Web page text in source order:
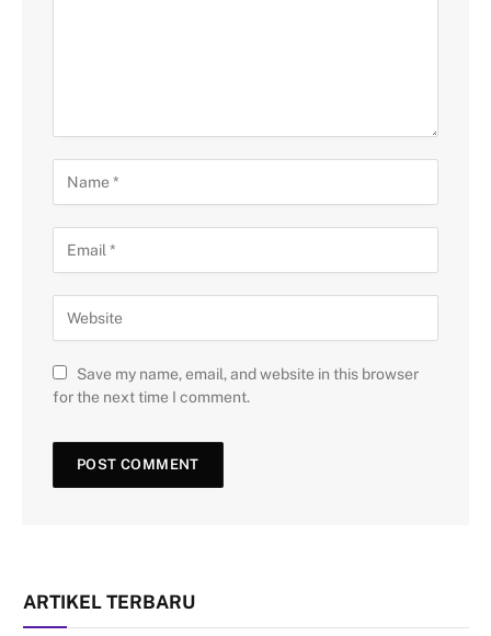
Save my name, email, and website in this browser
for the next time I comment.
ARTIKEL TERBARU